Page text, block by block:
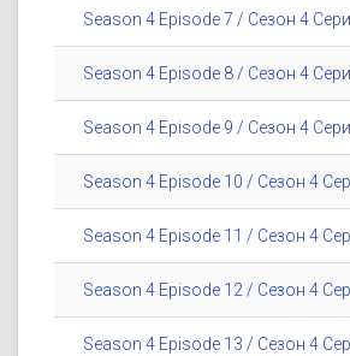
Season 4 Episode 7 / Сезон 4
Season 4 Episode 8 / Сезон 4
Season 4 Episode 9 / Сезон 4
Season 4 Episode 10 / Сезон 4
Season 4 Episode 11 / Сезон 4
Season 4 Episode 12 / Сезон 4
Season 4 Episode 13 / Сезон 4